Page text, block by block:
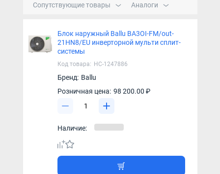
Сопутствующие товары Аналоги
Блок наружный Ballu BA3OI-FM/out-
21HN8/EU инверторной мульти сплит-
системы
Код товара: НС-1247886
Бренд: Ballu
Розничная цена: 98 200.00 ₽
Наличие: